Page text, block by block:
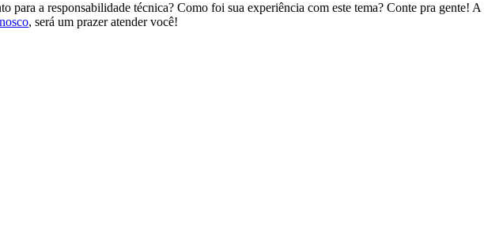
a responsabilidade técnica? Como foi sua experiência com este tema? Conte pra gente! A
, será um prazer atender você!